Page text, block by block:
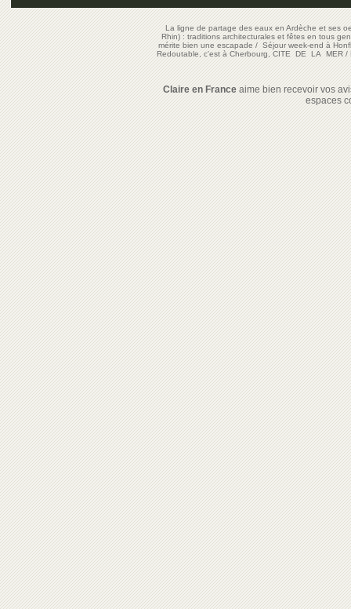
La ligne de partage des eaux en Ardèche et ses
Rhin) : traditions architecturales et fêtes en tous
mérite bien une escapade/Séjour week-end à
Redoutable, c'est à Cherbourg, CITE DE LA MER/
Claire en Franceaime bien recevoir vos
espaces